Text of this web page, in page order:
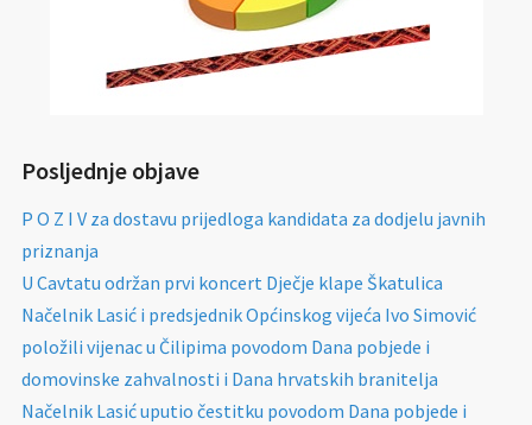
Posljednje objave
P O Z I V za dostavu prijedloga kandidata za dodjelu javnih
priznanja
U Cavtatu održan prvi koncert Dječje klape Škatulica
Načelnik Lasić i predsjednik Općinskog vijeća Ivo Simović
položili vijenac u Čilipima povodom Dana pobjede i
domovinske zahvalnosti i Dana hrvatskih branitelja
Načelnik Lasić uputio čestitku povodom Dana pobjede i